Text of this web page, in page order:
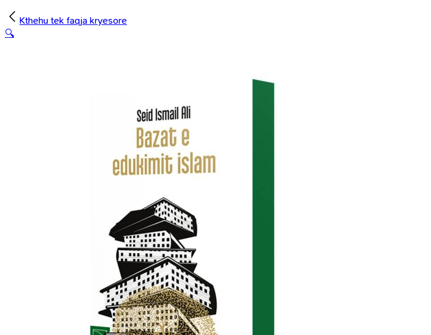
Kthehu tek faqja kryesore
🔍